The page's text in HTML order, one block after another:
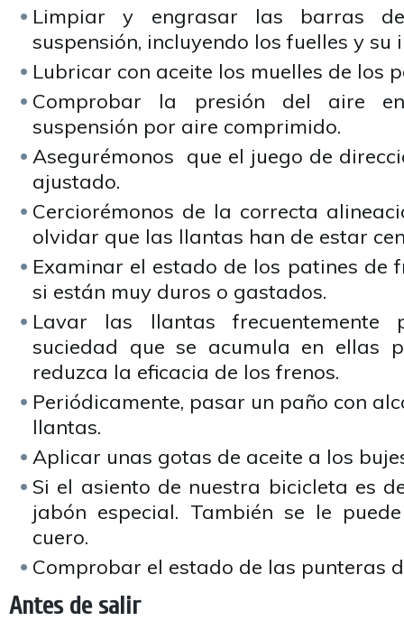
Limpiar y engrasar las barras
suspensión, incluyendo los fuelles y su
Lubricar con aceite los muelles de los
Comprobar la presión del aire
suspensión por aire comprimido.
Asegurémonos que el juego de
ajustado.
Cerciorémonos de la correcta
olvidar que las llantas han de estar
Examinar el estado de los patines de
si están muy duros o gastados.
Lavar las llantas
suciedad que se acumula en ellas
reduzca la eficacia de los frenos.
Periódicamente, pasar un paño con
llantas.
Aplicar unas gotas de aceite a los
Si el asiento de nuestra bicicleta es
jabón especial. También se le
cuero.
Comprobar el estado de las punteras
Antes de salir